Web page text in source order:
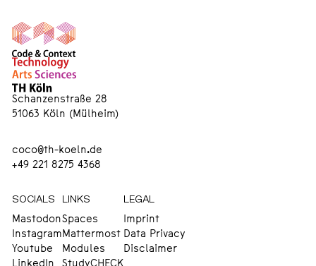
Schanzenstraße 28
51063 Köln (Mülheim)
SOCIALS
Mastodon
Instagram
Youtube
LINKS
Spaces
Mattermost
Modules
LEGAL
Imprint
Data Privacy
Disclaimer
coco@th-koeln.de
+49 221 8275 4368